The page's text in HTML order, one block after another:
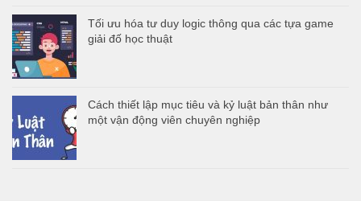
Tối ưu hóa tư duy logic thông qua các tựa game
giải đố học thuật
Cách thiết lập mục tiêu và kỷ luật bản thân như
một vận động viên chuyên nghiệp